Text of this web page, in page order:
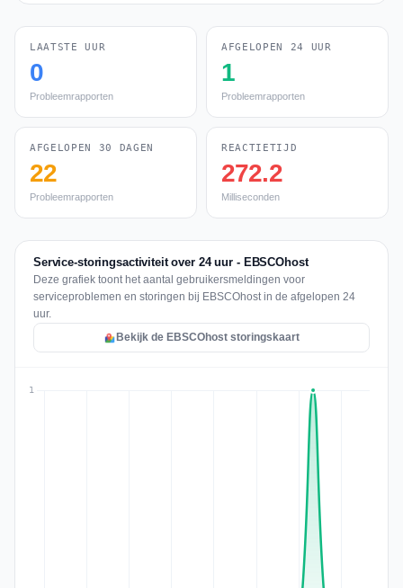
LAATSTE UUR
0
Probleemrapporten
AFGELOPEN 24 UUR
1
Probleemrapporten
AFGELOPEN 30 DAGEN
22
Probleemrapporten
REACTIETIJD
272.2
Milliseconden
Service-storingsactiviteit over 24 uur - EBSCOhost
Deze grafiek toont het aantal gebruikersmeldingen voor
serviceproblemen en storingen bij EBSCOhost in de afgelopen 24
uur.
Bekijk de EBSCOhost storingskaart